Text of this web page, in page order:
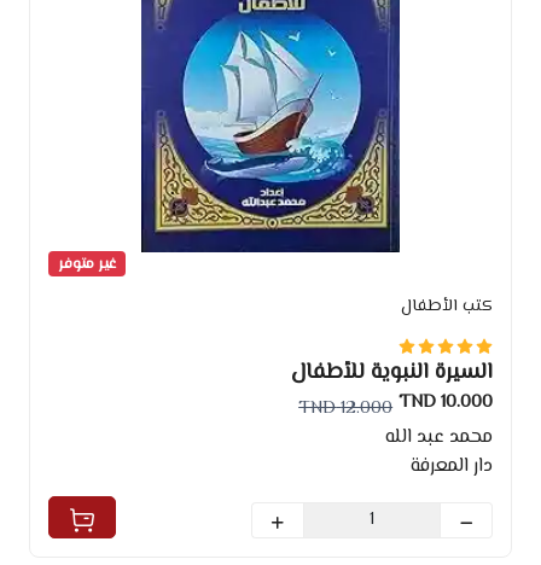
غير متوفر
كتب الأطفال
السيرة النبوية للأطفال
10.000 TND
12.000 TND
محمد عبد الله
دار المعرفة